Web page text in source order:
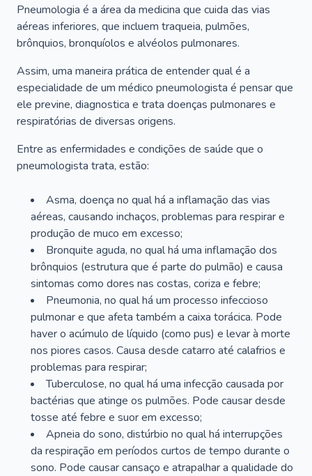
Pneumologia é a área da medicina que cuida das vias
aéreas inferiores, que incluem traqueia, pulmões,
brônquios, bronquíolos e alvéolos pulmonares.
Assim, uma maneira prática de entender qual é a
especialidade de um médico pneumologista é pensar que
ele previne, diagnostica e trata doenças pulmonares e
respiratórias de diversas origens.
Entre as enfermidades e condições de saúde que o
pneumologista trata, estão:
Asma, doença no qual há a inflamação das vias
aéreas, causando inchaços, problemas para respirar e
produção de muco em excesso;
Bronquite aguda, no qual há uma inflamação dos
brônquios (estrutura que é parte do pulmão) e causa
sintomas como dores nas costas, coriza e febre;
Pneumonia, no qual há um processo infeccioso
pulmonar e que afeta também a caixa torácica. Pode
haver o acúmulo de líquido (como pus) e levar à morte
nos piores casos. Causa desde catarro até calafrios e
problemas para respirar;
Tuberculose, no qual há uma infecção causada por
bactérias que atinge os pulmões. Pode causar desde
tosse até febre e suor em excesso;
Apneia do sono, distúrbio no qual há interrupções
da respiração em períodos curtos de tempo durante o
sono. Pode causar cansaço e atrapalhar a qualidade do